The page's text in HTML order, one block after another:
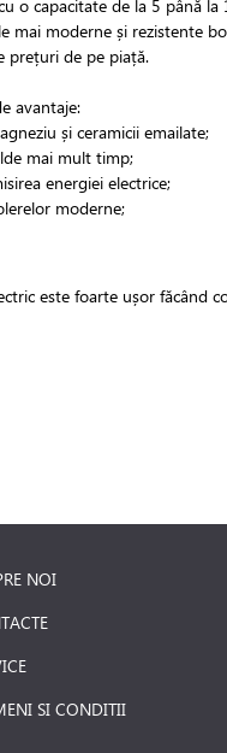
o capacitate de la 5 până
moderne și rezistente
prețuri de pe piață.
avantaje:
și ceramicii emailate;
mai mult timp;
energiei electrice;
moderne;
este foarte ușor făcând
NOI
SI CONDITII